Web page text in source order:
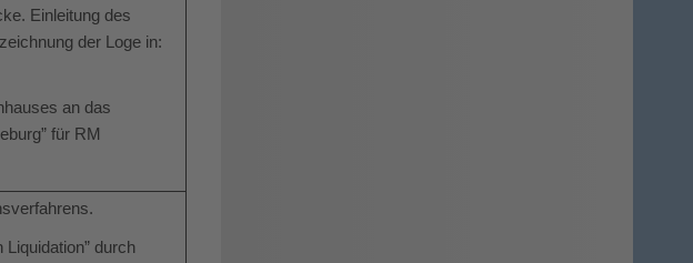
Einleitung des
der Loge in:
an das
für RM
Liquidation” durch